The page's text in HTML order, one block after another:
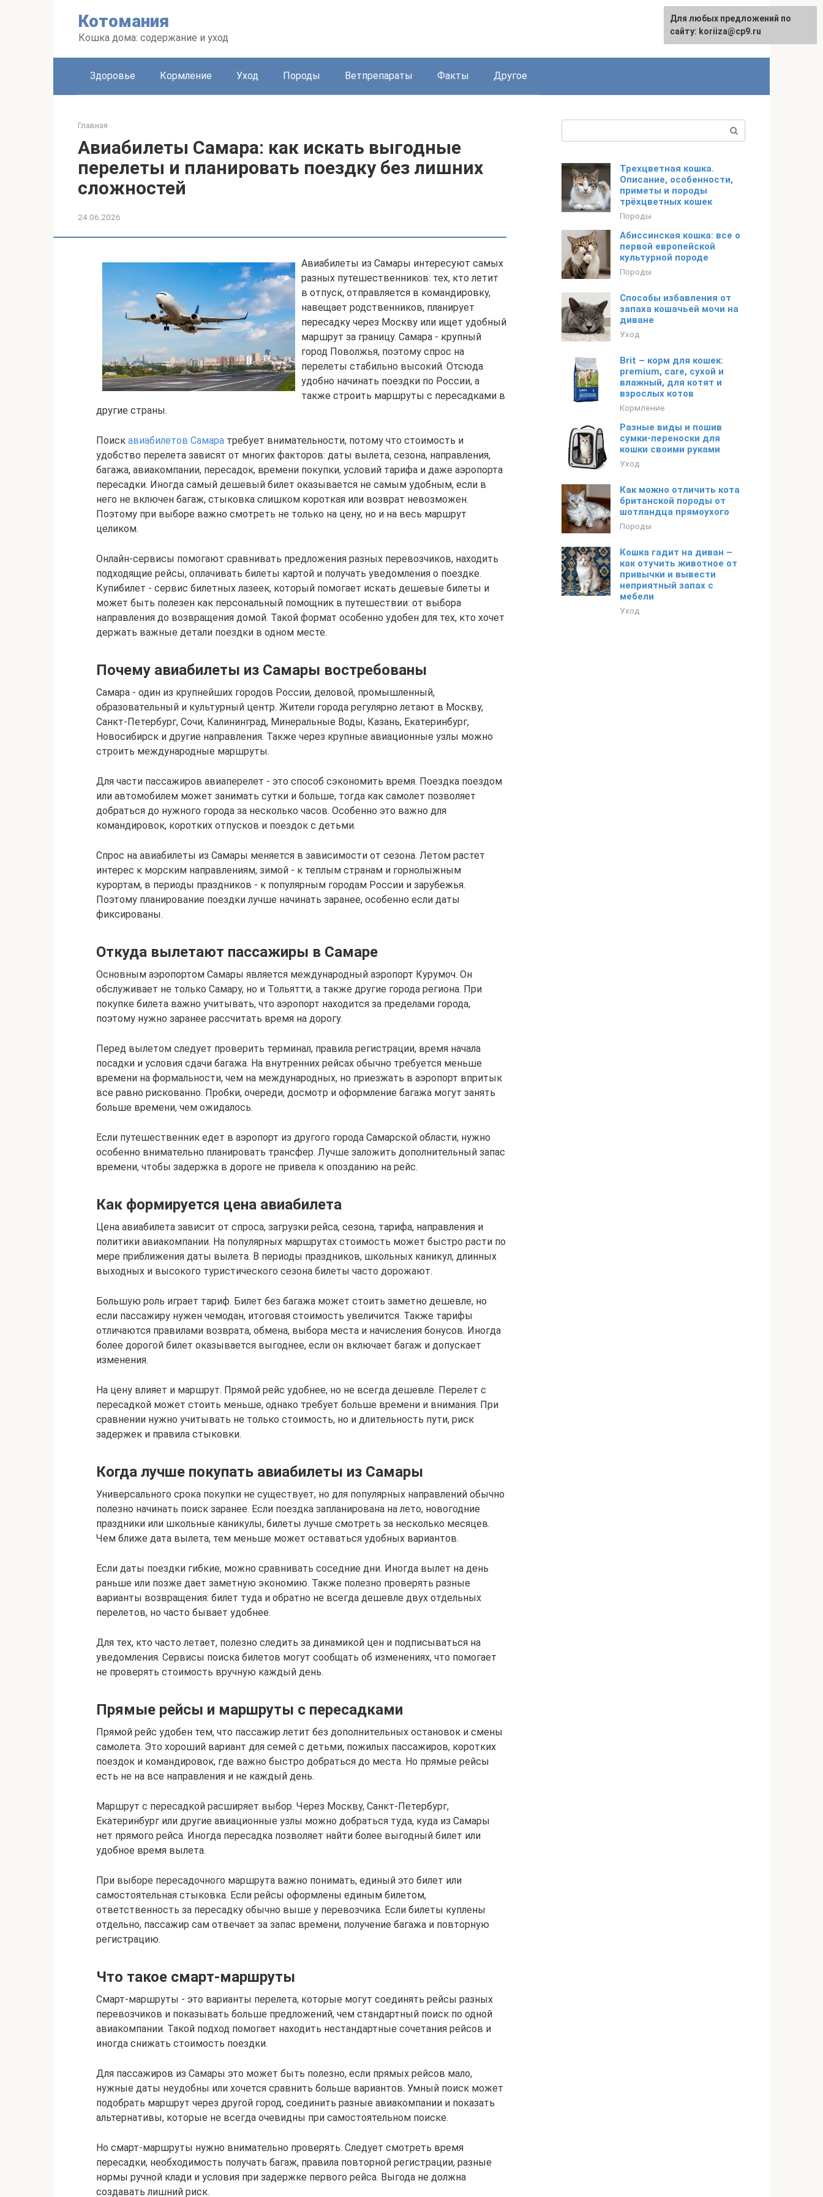
Котомания
Кошка дома: содержание и уход
Здоровье Кормление Уход Породы Ветпрепараты Факты Другое
Главная
Авиабилеты Самара: как искать выгодные
перелеты и планировать поездку без лишних
сложностей
24.06.2026
Авиабилеты из Самары интересуют самых
разных путешественников: тех, кто летит
в отпуск, отправляется в командировку,
навещает родственников, планирует
пересадку через Москву или ищет удобный
маршрут за границу. Самара - крупный
город Поволжья, поэтому спрос на
перелеты стабильно высокий. Отсюда
удобно начинать поездки по России, а
также строить маршруты с пересадками в
другие страны.
Поиск авиабилетов Самара требует внимательности, потому что стоимость и
удобство перелета зависят от многих факторов: даты вылета, сезона, направления,
багажа, авиакомпании, пересадок, времени покупки, условий тарифа и даже аэропорта
пересадки. Иногда самый дешевый билет оказывается не самым удобным, если в
него не включен багаж, стыковка слишком короткая или возврат невозможен.
Поэтому при выборе важно смотреть не только на цену, но и на весь маршрут
целиком.
Онлайн-сервисы помогают сравнивать предложения разных перевозчиков, находить
подходящие рейсы, оплачивать билеты картой и получать уведомления о поездке.
Купибилет - сервис билетных лазеек, который помогает искать дешевые билеты и
может быть полезен как персональный помощник в путешествии: от выбора
направления до возвращения домой. Такой формат особенно удобен для тех, кто хочет
держать важные детали поездки в одном месте.
Почему авиабилеты из Самары востребованы
Самара - один из крупнейших городов России, деловой, промышленный,
образовательный и культурный центр. Жители города регулярно летают в Москву,
Санкт-Петербург, Сочи, Калининград, Минеральные Воды, Казань, Екатеринбург,
Новосибирск и другие направления. Также через крупные авиационные узлы можно
строить международные маршруты.
Для части пассажиров авиаперелет - это способ сэкономить время. Поездка поездом
или автомобилем может занимать сутки и больше, тогда как самолет позволяет
добраться до нужного города за несколько часов. Особенно это важно для
командировок, коротких отпусков и поездок с детьми.
Спрос на авиабилеты из Самары меняется в зависимости от сезона. Летом растет
интерес к морским направлениям, зимой - к теплым странам и горнолыжным
курортам, в периоды праздников - к популярным городам России и зарубежья.
Поэтому планирование поездки лучше начинать заранее, особенно если даты
фиксированы.
Откуда вылетают пассажиры в Самаре
Основным аэропортом Самары является международный аэропорт Курумоч. Он
обслуживает не только Самару, но и Тольятти, а также другие города региона. При
покупке билета важно учитывать, что аэропорт находится за пределами города,
поэтому нужно заранее рассчитать время на дорогу.
Перед вылетом следует проверить терминал, правила регистрации, время начала
посадки и условия сдачи багажа. На внутренних рейсах обычно требуется меньше
времени на формальности, чем на международных, но приезжать в аэропорт впритык
все равно рискованно. Пробки, очереди, досмотр и оформление багажа могут занять
больше времени, чем ожидалось.
Если путешественник едет в аэропорт из другого города Самарской области, нужно
особенно внимательно планировать трансфер. Лучше заложить дополнительный запас
времени, чтобы задержка в дороге не привела к опозданию на рейс.
Как формируется цена авиабилета
Цена авиабилета зависит от спроса, загрузки рейса, сезона, тарифа, направления и
политики авиакомпании. На популярных маршрутах стоимость может быстро расти по
мере приближения даты вылета. В периоды праздников, школьных каникул, длинных
выходных и высокого туристического сезона билеты часто дорожают.
Большую роль играет тариф. Билет без багажа может стоить заметно дешевле, но
если пассажиру нужен чемодан, итоговая стоимость увеличится. Также тарифы
отличаются правилами возврата, обмена, выбора места и начисления бонусов. Иногда
более дорогой билет оказывается выгоднее, если он включает багаж и допускает
изменения.
На цену влияет и маршрут. Прямой рейс удобнее, но не всегда дешевле. Перелет с
пересадкой может стоить меньше, однако требует больше времени и внимания. При
сравнении нужно учитывать не только стоимость, но и длительность пути, риск
задержек и правила стыковки.
Когда лучше покупать авиабилеты из Самары
Универсального срока покупки не существует, но для популярных направлений обычно
полезно начинать поиск заранее. Если поездка запланирована на лето, новогодние
праздники или школьные каникулы, билеты лучше смотреть за несколько месяцев.
Чем ближе дата вылета, тем меньше может оставаться удобных вариантов.
Если даты поездки гибкие, можно сравнивать соседние дни. Иногда вылет на день
раньше или позже дает заметную экономию. Также полезно проверять разные
варианты возвращения: билет туда и обратно не всегда дешевле двух отдельных
перелетов, но часто бывает удобнее.
Для тех, кто часто летает, полезно следить за динамикой цен и подписываться на
уведомления. Сервисы поиска билетов могут сообщать об изменениях, что помогает
не проверять стоимость вручную каждый день.
Прямые рейсы и маршруты с пересадками
Прямой рейс удобен тем, что пассажир летит без дополнительных остановок и смены
самолета. Это хороший вариант для семей с детьми, пожилых пассажиров, коротких
поездок и командировок, где важно быстро добраться до места. Но прямые рейсы
есть не на все направления и не каждый день.
Маршрут с пересадкой расширяет выбор. Через Москву, Санкт-Петербург,
Екатеринбург или другие авиационные узлы можно добраться туда, куда из Самары
нет прямого рейса. Иногда пересадка позволяет найти более выгодный билет или
удобное время вылета.
При выборе пересадочного маршрута важно понимать, единый это билет или
самостоятельная стыковка. Если рейсы оформлены единым билетом,
ответственность за пересадку обычно выше у перевозчика. Если билеты куплены
отдельно, пассажир сам отвечает за запас времени, получение багажа и повторную
регистрацию.
Что такое смарт-маршруты
Смарт-маршруты - это варианты перелета, которые могут соединять рейсы разных
перевозчиков и показывать больше предложений, чем стандартный поиск по одной
авиакомпании. Такой подход помогает находить нестандартные сочетания рейсов и
иногда снижать стоимость поездки.
Для пассажиров из Самары это может быть полезно, если прямых рейсов мало,
нужные даты неудобны или хочется сравнить больше вариантов. Умный поиск может
подобрать маршрут через другой город, соединить разные авиакомпании и показать
альтернативы, которые не всегда очевидны при самостоятельном поиске.
Но смарт-маршруты нужно внимательно проверять. Следует смотреть время
пересадки, необходимость получать багаж, правила повторной регистрации, разные
нормы ручной клади и условия при задержке первого рейса. Выгода не должна
создавать лишний риск.
Трехцветная кошка.
Описание, особенности,
приметы и породы
трёхцветных кошек
Породы
Абиссинская кошка: все о
первой европейской
культурной породе
Породы
Способы избавления от
запаха кошачьей мочи на
диване
Уход
Brit – корм для кошек:
premium, care, сухой и
влажный, для котят и
взрослых котов
Кормление
Разные виды и пошив
сумки-переноски для
кошки своими руками
Уход
Как можно отличить кота
британской породы от
шотландца прямоухого
Породы
Кошка гадит на диван –
как отучить животное от
привычки и вывести
неприятный запах с
мебели
Уход
Для любых предложений по
сайту: koriiza@cp9.ru